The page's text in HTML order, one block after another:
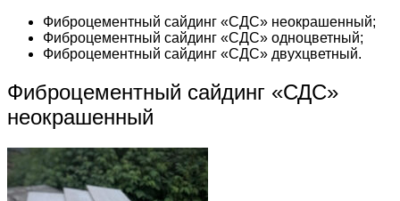
Фиброцементный сайдинг «СДС» неокрашенный;
Фиброцементный сайдинг «СДС» одноцветный;
Фиброцементный сайдинг «СДС» двухцветный.
Фиброцементный сайдинг «СДС»
неокрашенный